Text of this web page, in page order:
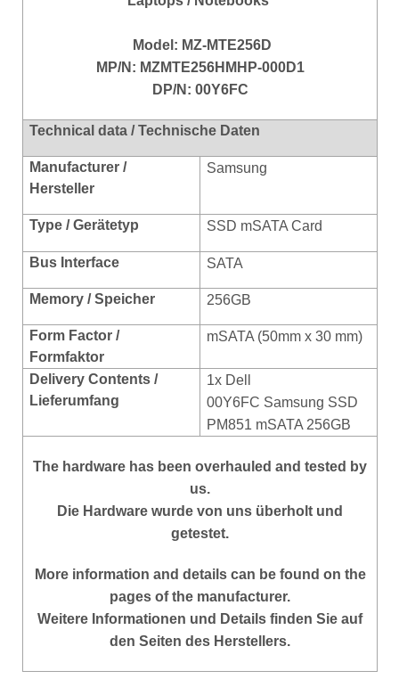
Model: MZ-MTE256D
MP/N: MZMTE256HMHP-000D1
DP/N: 00Y6FC
Technical data / Technische Daten
Manufacturer /
Hersteller
Samsung
Type / Gerätetyp SSD mSATA Card
Bus Interface SATA
Memory / Speicher 256GB
Form Factor /
Formfaktor
mSATA (50mm x 30 mm)
Delivery Contents /
Lieferumfang
1x Dell
00Y6FC Samsung SSD
PM851 mSATA 256GB
The hardware has been overhauled and tested by
us.
Die Hardware wurde von uns überholt und
getestet.
More information and details can be found on the
pages of the manufacturer.
Weitere Informationen und Details finden Sie auf
den Seiten des Herstellers.